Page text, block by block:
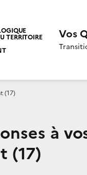
TERRITOIRE Vos
(17)
à
(17)